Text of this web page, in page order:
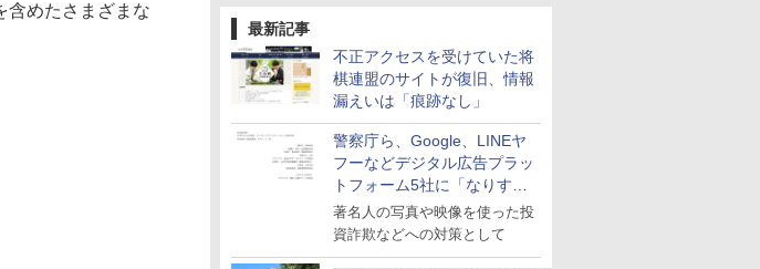
最新記事
不正アクセスを受けていた将
棋連盟のサイトが復旧、情報
漏えいは「痕跡なし」
警察庁ら、Google、LINEヤ
フーなどデジタル広告プラッ
トフォーム5社に「なりすま
し詐欺広告」対策強化を要請
著名人の写真や映像を使った投
資詐欺などへの対策として
含めたさまざまな